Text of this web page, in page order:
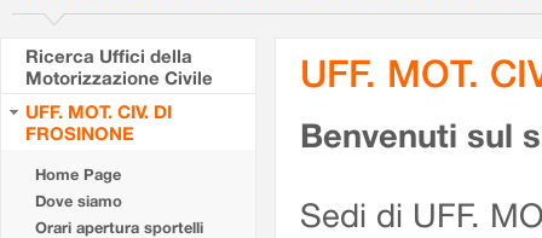
Ricerca Uffici della
Motorizzazione Civile
UFF. MOT. CIV. DI
FROSINONE
Home Page
Dove siamo
Orari apertura sportelli
UFF. MOT.
Benvenuti sul
Sedi di UFF.